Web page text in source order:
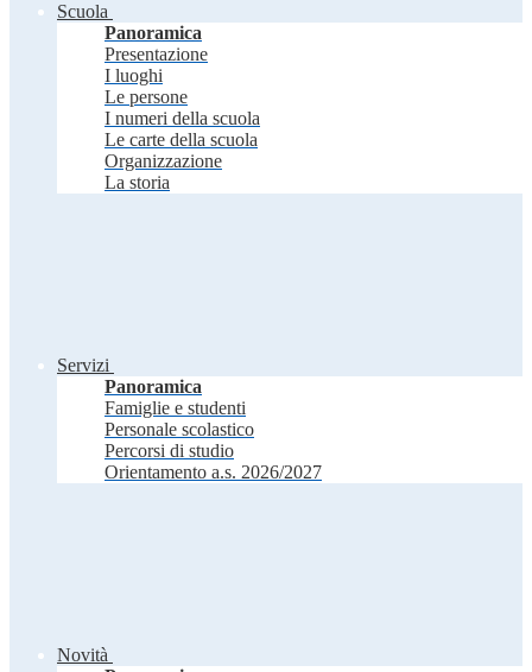
Scuola
Panoramica
Presentazione
I luoghi
Le persone
I numeri della scuola
Le carte della scuola
Organizzazione
La storia
Servizi
Panoramica
Famiglie e studenti
Personale scolastico
Percorsi di studio
Orientamento a.s. 2026/2027
Novità